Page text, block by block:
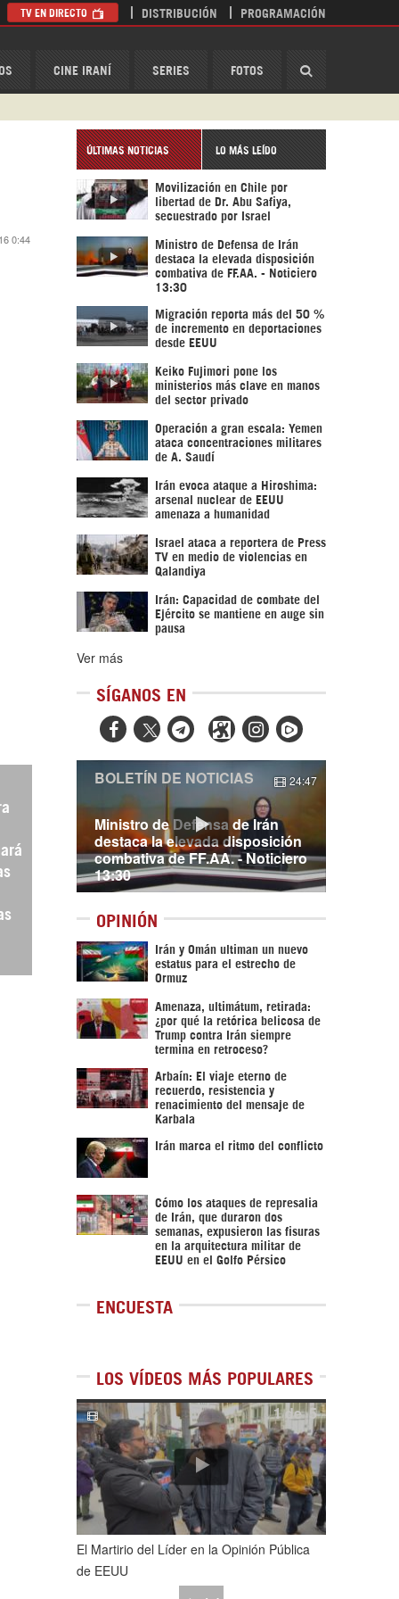
CINE IRANÍ SERIES FOTOS
TV EN DIRECTO DISTRIBUCIÓN PROGRAMACIÓN
0:44
ÚLTIMAS NOTICIAS LO MÁS LEÍDO
Movilización en Chile por
libertad de Dr. Abu Safiya,
secuestrado por Israel
Ministro de Defensa de Irán
destaca la elevada disposición
combativa de FF.AA. - Noticiero
13:30
Migración reporta más del 50 %
de incremento en deportaciones
desde EEUU
Keiko Fujimori pone los
ministerios más clave en manos
del sector privado
Operación a gran escala: Yemen
ataca concentraciones militares
de A. Saudí
Irán evoca ataque a Hiroshima:
arsenal nuclear de EEUU
amenaza a humanidad
Israel ataca a reportera de Press
TV en medio de violencias en
Qalandiya
Irán: Capacidad de combate del
Ejército se mantiene en auge sin
pausa
Ver más
SÍGANOS EN
  
Ministro de Defensa de Irán
destaca la elevada disposición
combativa de FF.AA. - Noticiero
13:30
BOLETÍN DE NOTICIAS 24:47
OPINIÓN
Irán y Omán ultiman un nuevo
estatus para el estrecho de
Ormuz
Amenaza, ultimátum, retirada:
¿por qué la retórica belicosa de
Trump contra Irán siempre
termina en retroceso?
Arbaín: El viaje eterno de
recuerdo, resistencia y
renacimiento del mensaje de
Karbala
Irán marca el ritmo del conflicto
Cómo los ataques de represalia
de Irán, que duraron dos
semanas, expusieron las fisuras
en la arquitectura militar de
EEUU en el Golfo Pérsico
ENCUESTA
LOS VÍDEOS MÁS POPULARES
1de5
El Martirio del Líder en la Opinión Pública
de EEUU